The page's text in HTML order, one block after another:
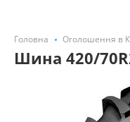
Головна Оголошення в
Шина 420/